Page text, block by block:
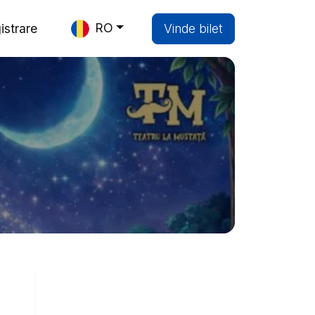
RO Vinde bilet